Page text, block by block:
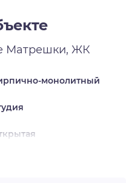
Вокруг домов
места на 983
которых можно не
квартиры с
ключей вы
в нейтральном
под свои
Матрешки, ЖК
монолитный